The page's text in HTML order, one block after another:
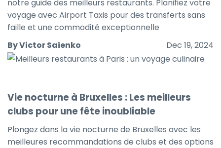
notre guide des meilleurs restaurants. Planifiez votre
voyage avec Airport Taxis pour des transferts sans
faille et une commodité exceptionnelle
By Victor Saienko
Dec 19, 2024
Vie nocturne à Bruxelles : Les meilleurs
clubs pour une fête inoubliable
Plongez dans la vie nocturne de Bruxelles avec les
meilleures recommandations de clubs et des options